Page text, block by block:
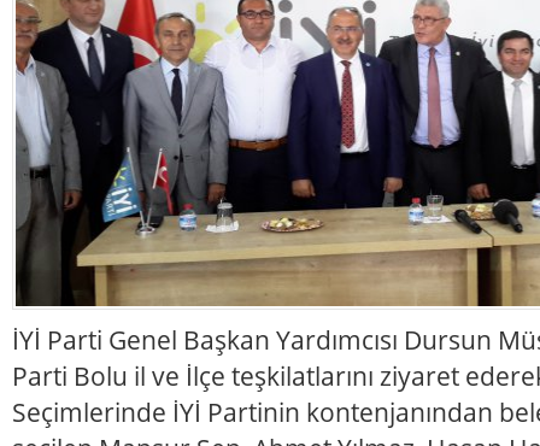
İYİ Parti Genel Başkan Yardımcısı Dursun
Parti Bolu il ve İlçe teşkilatlarını ziyaret
Seçimlerinde İYİ Partinin kontenjanından